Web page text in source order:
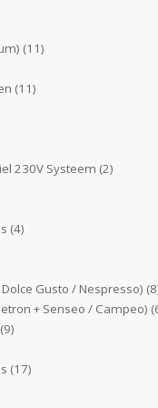
(11)
(11)
230V Systeem (2)
(4)
Gusto / Nespresso)
+ Senseo / Campeo)
(9)
(17)